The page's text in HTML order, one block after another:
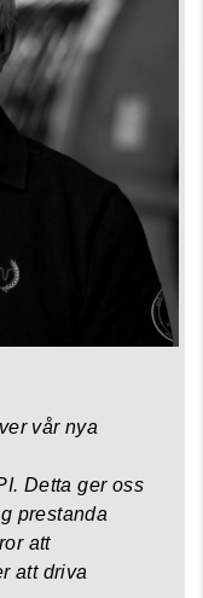
vår nya
Detta ger oss
prestanda
att
att driva